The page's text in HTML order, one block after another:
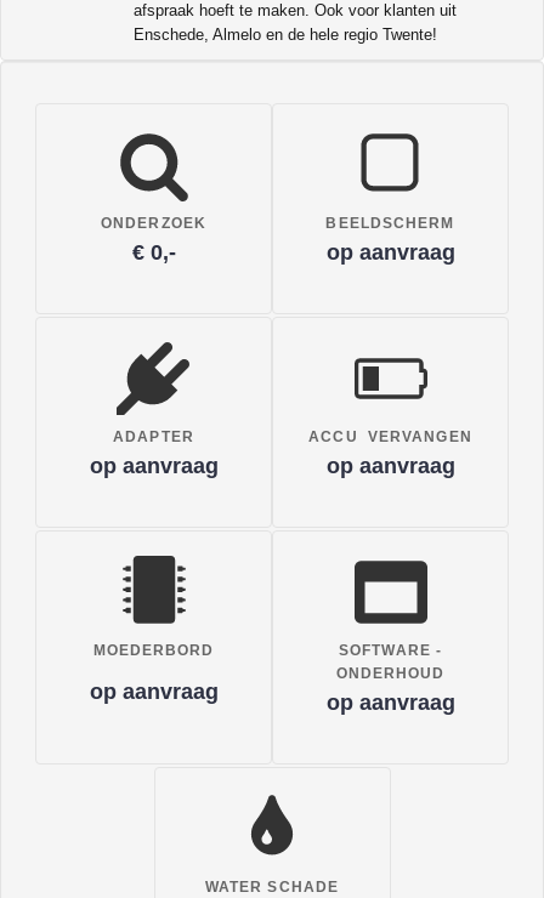
afspraak hoeft te maken. Ook voor klanten uit
Enschede, Almelo en de hele regio Twente!
ONDERZOEK
€ 0,-
BEELDSCHERM
op aanvraag
ADAPTER
op aanvraag
ACCU VERVANGEN
op aanvraag
MOEDERBORD
op aanvraag
SOFTWARE -
ONDERHOUD
op aanvraag
WATER SCHADE